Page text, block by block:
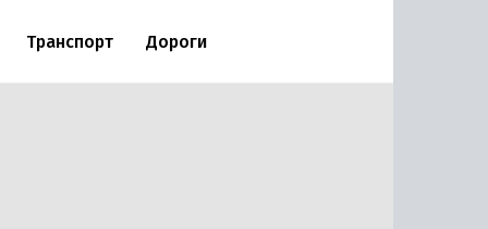
Транспорт Дороги